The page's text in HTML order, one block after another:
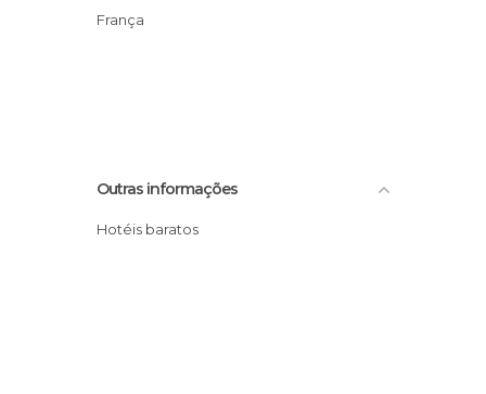
França
Outras informações
Hotéis baratos